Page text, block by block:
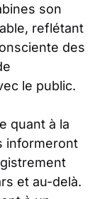
son
reflétant
des
le public.
quant à la
informeront
et au-delà.